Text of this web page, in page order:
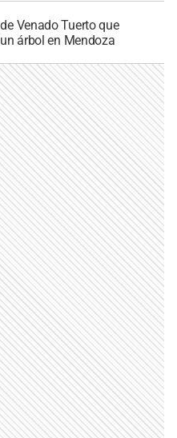
Venado Tuerto que
árbol en Mendoza